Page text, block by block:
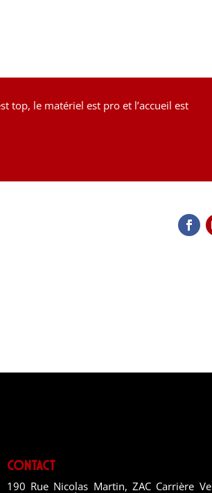
top, le matériel est pro et l’accueil est
Contact
190 Rue Nicolas Martin, ZAC Carrière